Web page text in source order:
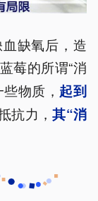
缺氧后，造
蓝莓的所谓“消
物质， 起到
抗力，其“消